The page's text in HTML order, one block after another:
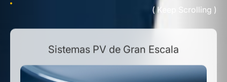
( Keep Scrolling )
Sistemas PV de Gran Escala